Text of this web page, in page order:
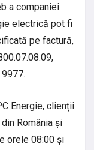
a companiei.
electrică pot fi
pe factură,
Energie, clienții
România și
orele 08:00 și